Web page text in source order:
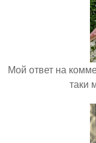
Мой ответ на
таки